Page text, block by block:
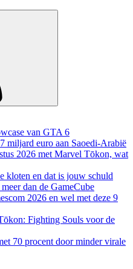
van GTA 6
miljard euro aan Saoedi-Arabië
2026 met Marvel Tōkon, wat
kloten en dat is jouw schuld
dan de GameCube
2026 en wel met deze 9
Fighting Souls voor de
70 procent door minder virale